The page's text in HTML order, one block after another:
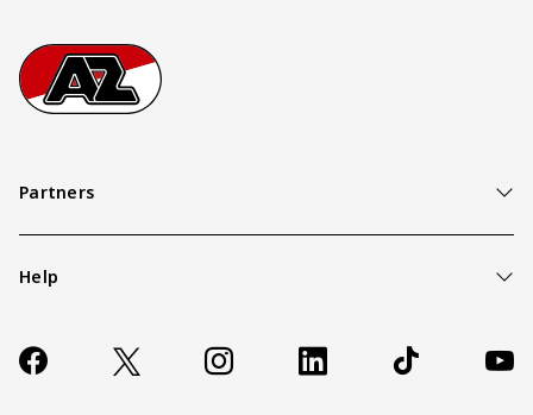
Footer
Ga naar onze homepage
Partners
Help
Contact
FAQ
Socials
https://www.facebook.com/AZAlkmaar
X Instagram LinkedIn TikTok